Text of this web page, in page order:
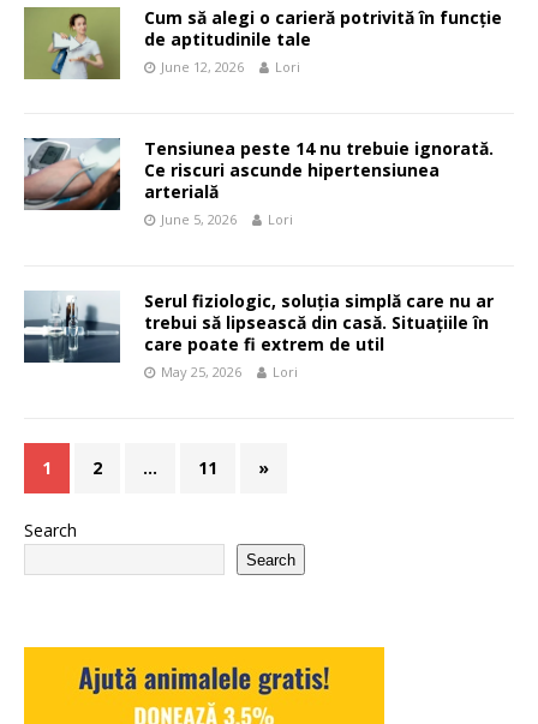
Cum să alegi o carieră potrivită în funcție
de aptitudinile tale
June 12, 2026 Lori
Tensiunea peste 14 nu trebuie ignorată.
Ce riscuri ascunde hipertensiunea
arterială
June 5, 2026 Lori
Serul fiziologic, soluția simplă care nu ar
trebui să lipsească din casă. Situațiile în
care poate fi extrem de util
May 25, 2026 Lori
1 2 … 11 »
Search
Search